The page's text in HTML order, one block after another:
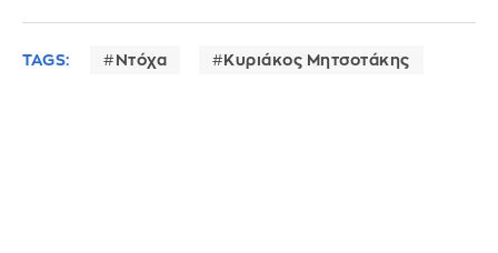
TAGS: Ντόχα Κυριάκος Μητσοτάκης